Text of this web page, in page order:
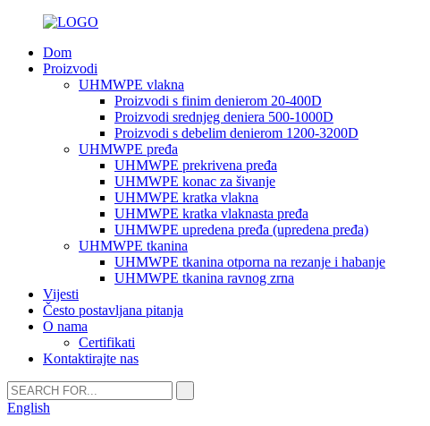
Dom
Proizvodi
UHMWPE vlakna
Proizvodi s finim denierom 20-400D
Proizvodi srednjeg deniera 500-1000D
Proizvodi s debelim denierom 1200-3200D
UHMWPE pređa
UHMWPE prekrivena pređa
UHMWPE konac za šivanje
UHMWPE kratka vlakna
UHMWPE kratka vlaknasta pređa
UHMWPE upredena pređa (upredena pređa)
UHMWPE tkanina
UHMWPE tkanina otporna na rezanje i habanje
UHMWPE tkanina ravnog zrna
Vijesti
Često postavljana pitanja
O nama
Certifikati
Kontaktirajte nas
English